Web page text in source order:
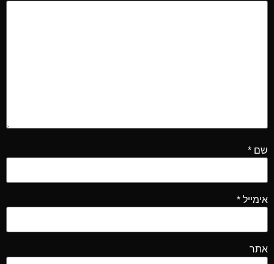
שם *
אימייל *
אתר